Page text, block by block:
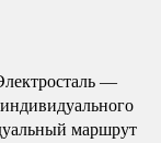
—
маршрут